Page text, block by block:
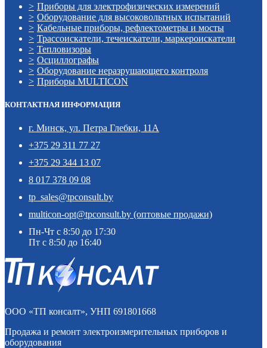
Приборы для электрофизических измерений
Оборудование для высоковольтных испытаний
Кабельные приборы, рефлектометры и мосты
Трассоискатели, течеискатели, маркероискатели
Тепловизоры
Осциллографы
Оборудование неразрушающего контроля
Приборы MULTICON
КОНТАКТНАЯ ИНФОРМАЦИЯ
г. Минск, ул. Петра Глебки, 11А
+375 29 311 77 27
+375 29 344 13 07
8 017 378 09 08
tp_sales@tpconsult.by
multicon-opt@tpconsult.by (оптовые продажи)
Пн-Чт с 8:50 до 17:30
Пт с 8:50 до 16:40
ООО «ТП консалт», УНП 691801668
Продажа и ремонт электроизмерительных приборов и
оборудования